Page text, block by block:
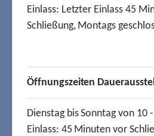
Einlass: Letzter Einlass 45
Schließung, Montags
Öffnungszeiten
Dienstag bis Sonntag von 10
Einlass: 45 Minuten vor